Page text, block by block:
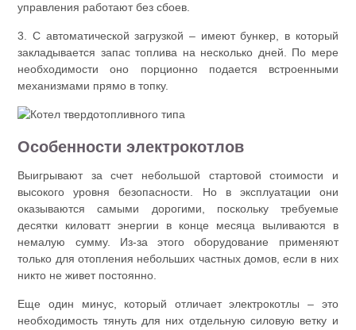
управления работают без сбоев.
3. С автоматической загрузкой – имеют бункер, в который
закладывается запас топлива на несколько дней. По мере
необходимости оно порционно подается встроенными
механизмами прямо в топку.
Особенности электрокотлов
Выигрывают за счет небольшой стартовой стоимости и
высокого уровня безопасности. Но в эксплуатации они
оказываются самыми дорогими, поскольку требуемые
десятки киловатт энергии в конце месяца выливаются в
немалую сумму. Из-за этого оборудование применяют
только для отопления небольших частных домов, если в них
никто не живет постоянно.
Еще один минус, который отличает электрокотлы – это
необходимость тянуть для них отдельную силовую ветку и